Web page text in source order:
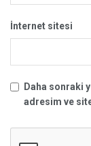
İnternet sitesi
Daha sonraki
adresim ve